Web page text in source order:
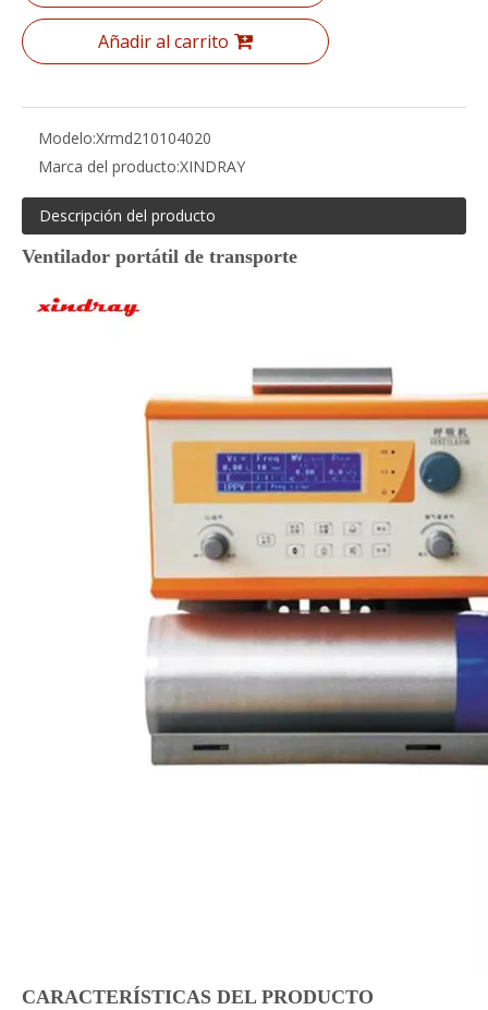
Añadir al carrito
Modelo:Xrmd210104020
Marca del producto:XINDRAY
Descripción del producto
Ventilador portátil de transporte
CARACTERÍSTICAS DEL PRODUCTO